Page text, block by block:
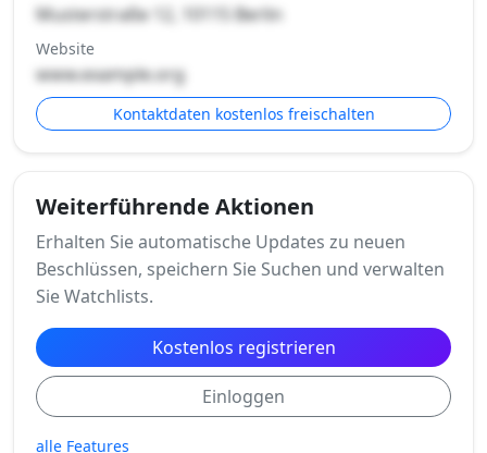
Musterstraße 12, 10115 Berlin
Website
www.example.org
Kontaktdaten kostenlos freischalten
Weiterführende Aktionen
Erhalten Sie automatische Updates zu neuen
Beschlüssen, speichern Sie Suchen und verwalten
Sie Watchlists.
Kostenlos registrieren
Einloggen
alle Features